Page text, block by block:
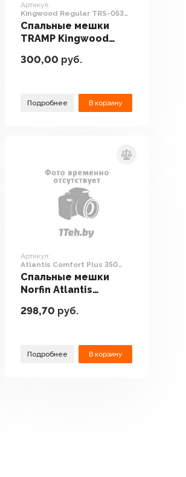
Артикул:
Kingwood Regular TRS-053R
(левая молния)
Спальные мешки
TRAMP Kingwood
(левая молния)
300,00 руб.
Подробнее В корзину
Артикул:
Atlantis Comfort Plus 350
(левая молния)
Спальные мешки
Norfin Atlantis
(левая молния)
298,70 руб.
Подробнее В корзину